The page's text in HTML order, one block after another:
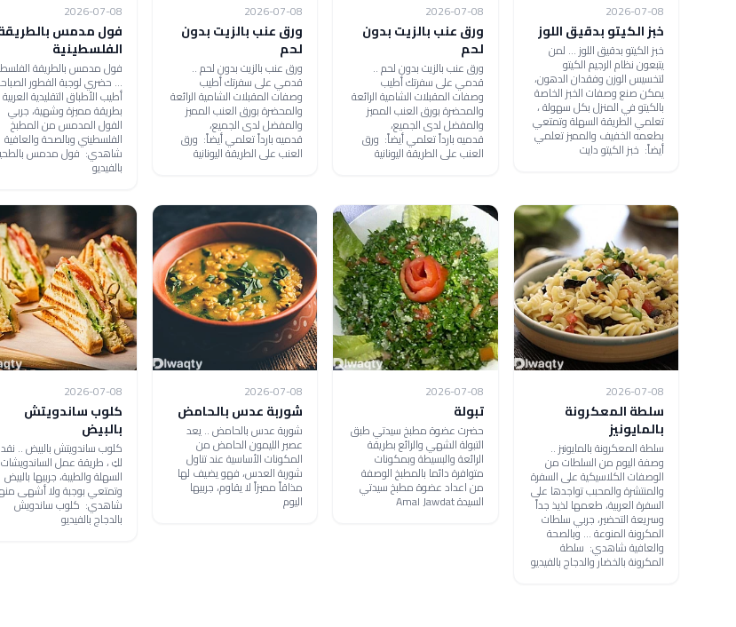
2026-07-08
خبز الكيتو بدقيق اللوز
خبز الكيتو بدقيق اللوز ... لمن
يتبعون نظام الرجيم الكيتو
لتخسيس الوزن وفقدان الدهون،
يمكن صنع وصفات الخبز الخاصة
بالكيتو في المنزل بكل سهولة ،
تعلمي الطريقة السهلة وتمتعي
بطعمه الخفيف والمميز تعلمي
أيضاً: خبز الكيتو دايت
2026-07-08
ورق عنب بالزيت بدون
لحم
ورق عنب بالزيت بدون لحم ..
قدمي على سفرتك أطيب
وصفات المقبلات الشامية الرائعة
والمحضرة بورق العنب المميز
والمفضل لدى الجميع،
قدميه بارداً تعلمي أيضاً: ورق
العنب على الطريقة اليونانية
2026-07-08
ورق عنب بالزيت بدون
لحم
ورق عنب بالزيت بدون لحم ..
قدمي على سفرتك أطيب
وصفات المقبلات الشامية الرائعة
والمحضرة بورق العنب المميز
والمفضل لدى الجميع،
قدميه بارداً تعلمي أيضاً: ورق
العنب على الطريقة اليونانية
2026-07-08
فول مدمس
الفلسطينية
فول مدمس بالطريقة
... حضري لوجبة الفطور
أطيب الأطباق التقليدية العربية
بطريقة مميزة وشهية، جربي
الفول المدمس من المطبخ
الفلسطيني وبالصحة والعافية
شاهدي: فول مدمس
بالفيديو
2026-07-08
سلطة المعكرونة
بالمايونيز
سلطة المعكرونة بالمايونيز ..
وصفة اليوم من السلطات من
الوصفات الكلاسيكية على السفرة
والمنتشرة والمحبب تواجدها على
السفرة العربية، طعمها لذيذ جداً
وسريعة التحضير، جربي سلطات
المكرونة المنوعة ... وبالصحة
والعافية شاهدي: سلطة
المكرونة بالخضار والدجاج بالفيديو
2026-07-08
تبولة
حضرت عضوة مطبخ سيدتي طبق
التبولة الشهي والرائع بطريقة
الرائعة والبسيطة وبمكونات
متوافرة دائما بالمطبخ الوصفة
من اعداد عضوة مطبخ سيدتي
السيدة Amal Jawdat
2026-07-08
شوربة عدس بالحامض
شوربة عدس بالحامض .. يعد
عصير الليمون الحامض من
المكونات الأساسية عند تناول
شوربة العدس، فهو يضيف لها
مذاقاً مميزاً لا يقاوم، جربيها
اليوم
2026-07-08
كلوب ساندويتش
بالبيض
كلوب ساندويتش بالبيض ..
لكِ ، طريقة عمل الساندويشات
السهلة والطيبة، جربيها بالبيض
وتمتعي بوجبة ولا أشهى
شاهدي: كلوب ساندويش
بالدجاج بالفيديو